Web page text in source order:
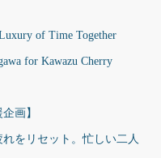
of Time Together
for Kawazu Cherry
画】
をリセット。忙しい二人